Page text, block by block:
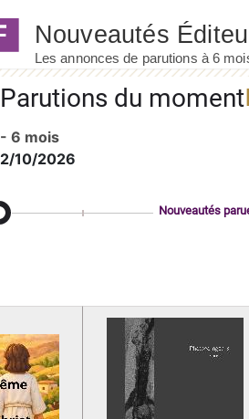
Parutions du moment
- 6 mois
2/10/2026
Nouveautés